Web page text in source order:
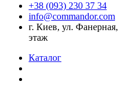
+38 (093) 230 37 34
info@commandor.com
г. Киев, ул.
этаж
Каталог